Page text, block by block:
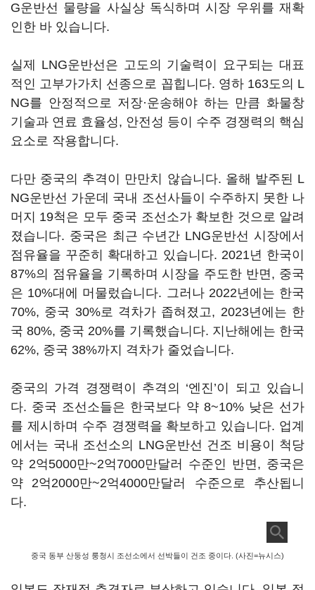
G운반선 물량을 사실상 독식하며 시장 우위를 재확
인한 바 있습니다.
실제 LNG운반선은 고도의 기술력이 요구되는 대표
적인 고부가가치 선종으로 꼽힙니다. 영하 163도의 L
NG를 안정적으로 저장·운송해야 하는 만큼 화물창
기술과 연료 효율성, 안전성 등이 수주 경쟁력의 핵심
요소로 작용합니다.
다만 중국의 추격이 만만치 않습니다. 올해 발주된 L
NG운반선 가운데 국내 조선사들이 수주하지 못한 나
머지 19척은 모두 중국 조선소가 확보한 것으로 알려
졌습니다. 중국은 최근 수년간 LNG운반선 시장에서
점유율을 꾸준히 확대하고 있습니다. 2021년 한국이
87%의 점유율을 기록하며 시장을 주도한 반면, 중국
은 10%대에 머물렀습니다. 그러나 2022년에는 한국
70%, 중국 30%로 격차가 좁혀졌고, 2023년에는 한
국 80%, 중국 20%를 기록했습니다. 지난해에는 한국
62%, 중국 38%까지 격차가 줄었습니다.
중국의 가격 경쟁력이 추격의 ‘엔진’이 되고 있습니
다. 중국 조선소들은 한국보다 약 8~10% 낮은 선가
를 제시하며 수주 경쟁력을 확보하고 있습니다. 업계
에서는 국내 조선소의 LNG운반선 건조 비용이 척당
약 2억5000만~2억7000만달러 수준인 반면, 중국은
약 2억2000만~2억4000만달러 수준으로 추산됩니
다.
중국 동부 산둥성 룽청시 조선소에서 선박들이 건조 중이다. (사진=뉴시스)